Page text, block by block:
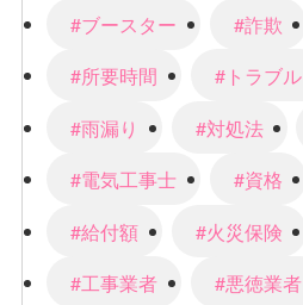
#ブースター
#詐欺
#所要時間
#トラブル
#雨漏り
#対処法
#電気工事士
#資格
#給付額
#火災保険
#工事業者
#悪徳業者